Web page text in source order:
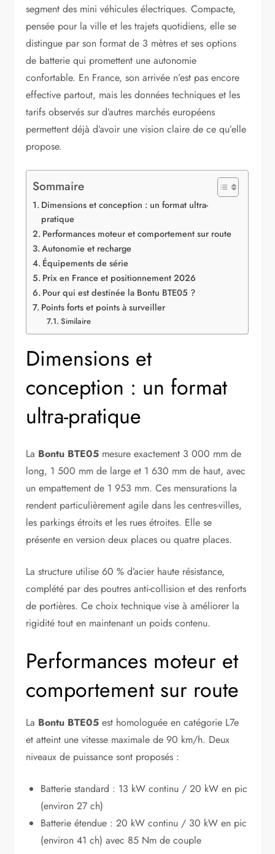
segment des mini véhicules électriques. Compacte,
pensée pour la ville et les trajets quotidiens, elle se
distingue par son format de 3 mètres et ses options
de batterie qui promettent une autonomie
confortable. En France, son arrivée n’est pas encore
effective partout, mais les données techniques et les
tarifs observés sur d’autres marchés européens
permettent déjà d’avoir une vision claire de ce qu’elle
propose.
Sommaire
Dimensions et conception : un format ultra-
pratique
Performances moteur et comportement sur route
Autonomie et recharge
Équipements de série
Prix en France et positionnement 2026
Pour qui est destinée la Bontu BTE05 ?
Points forts et points à surveiller
Similaire
Dimensions et
conception : un format
ultra-pratique
La Bontu BTE05 mesure exactement 3 000 mm de
long, 1 500 mm de large et 1 630 mm de haut, avec
un empattement de 1 953 mm. Ces mensurations la
rendent particulièrement agile dans les centres-villes,
les parkings étroits et les rues étroites. Elle se
présente en version deux places ou quatre places.
La structure utilise 60 % d’acier haute résistance,
complété par des poutres anti-collision et des renforts
de portières. Ce choix technique vise à améliorer la
rigidité tout en maintenant un poids contenu.
Performances moteur et
comportement sur route
La Bontu BTE05 est homologuée en catégorie L7e
et atteint une vitesse maximale de 90 km/h. Deux
niveaux de puissance sont proposés :
Batterie standard : 13 kW continu / 20 kW en pic
(environ 27 ch)
Batterie étendue : 20 kW continu / 30 kW en pic
(environ 41 ch) avec 85 Nm de couple